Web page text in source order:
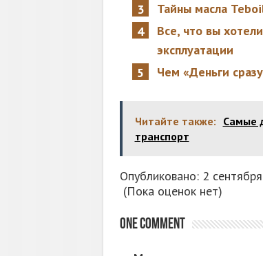
Тайны масла
Все, что вы
эксплуатации
Чем «Деньги
Читайте также: Самые
транспорт
Опубликовано: 2
(Пока оценок нет)
One comment